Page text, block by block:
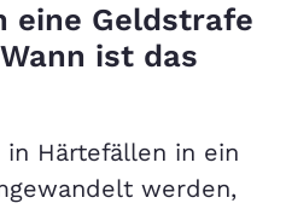
eine Geldstrafe
ist das
in Härtefällen in ein
werden,